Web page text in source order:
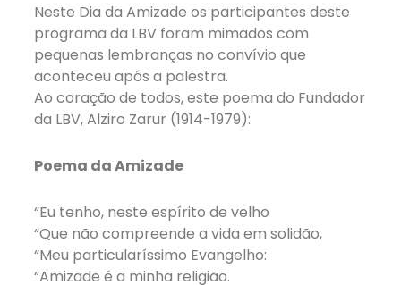
Neste Dia da Amizade os participantes deste
programa da LBV foram mimados com
pequenas lembranças no convívio que
aconteceu após a palestra.
Ao coração de todos, este poema do Fundador
da LBV, Alziro Zarur (1914-1979):
Poema da Amizade
“Eu tenho, neste espírito de velho
“Que não compreende a vida em solidão,
“Meu particularíssimo Evangelho:
“Amizade é a minha religião.